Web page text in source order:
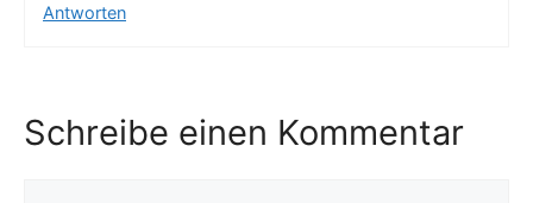
Antworten
Schreibe einen Kommentar